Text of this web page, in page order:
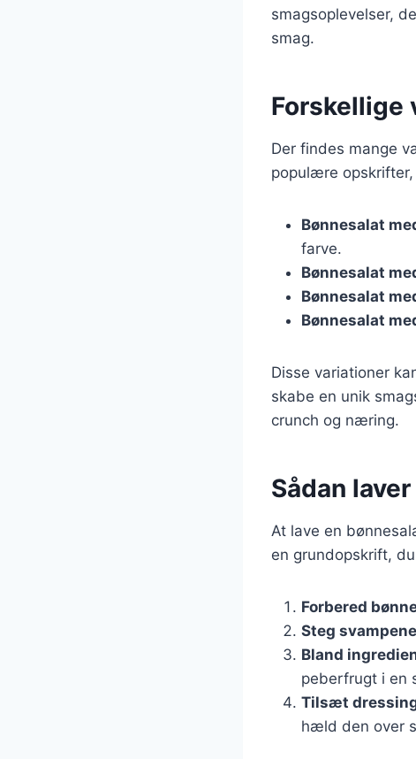
smagsoplevelser,
smag.
Forskellige
Der findes mange
populære
Bønnesalat
farve.
Bønnesalat
Bønnesalat
Bønnesalat
Disse variationer
skabe en unik
crunch og næring.
Sådan
At lave en
en grundopskrift,
Forbered
Steg svampene
Bland
peberfrugt i en
Tilsæt
hæld den over